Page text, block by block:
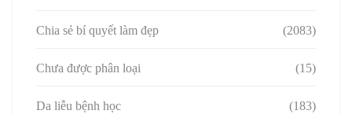
Chia sẻ bí quyết làm đẹp (2083)
Chưa được phân loại (15)
Da liễu bệnh học (183)